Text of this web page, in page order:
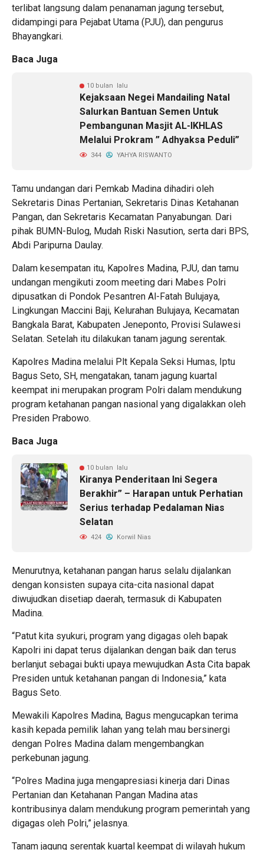
terlibat langsung dalam penanaman jagung tersebut,
didampingi para Pejabat Utama (PJU), dan pengurus
Bhayangkari.
Baca Juga
10 bulan lalu
Kejaksaan Negei Mandailing Natal
Salurkan Bantuan Semen Untuk
Pembangunan Masjit AL-IKHLAS
Melalui Prokram ” Adhyaksa Peduli”
344 YAHYA RISWANTO
Tamu undangan dari Pemkab Madina dihadiri oleh
Sekretaris Dinas Pertanian, Sekretaris Dinas Ketahanan
Pangan, dan Sekretaris Kecamatan Panyabungan. Dari
pihak BUMN-Bulog, Mudah Riski Nasution, serta dari BPS,
Abdi Paripurna Daulay.
Dalam kesempatan itu, Kapolres Madina, PJU, dan tamu
undangan mengikuti zoom meeting dari Mabes Polri
dipusatkan di Pondok Pesantren Al-Fatah Bulujaya,
Lingkungan Maccini Baji, Kelurahan Bulujaya, Kecamatan
Bangkala Barat, Kabupaten Jeneponto, Provisi Sulawesi
Selatan. Setelah itu dilakukan tanam jagung serentak.
Kapolres Madina melalui Plt Kepala Seksi Humas, Iptu
Bagus Seto, SH, mengatakan, tanam jagung kuartal
keempat ini merupakan program Polri dalam mendukung
program ketahanan pangan nasional yang digalakkan oleh
Presiden Prabowo.
Baca Juga
10 bulan lalu
Kiranya Penderitaan Ini Segera
Berakhir” – Harapan untuk Perhatian
Serius terhadap Pedalaman Nias
Selatan
424 Korwil Nias
Menurutnya, ketahanan pangan harus selalu dijalankan
dengan konsisten supaya cita-cita nasional dapat
diwujudkan disetiap daerah, termasuk di Kabupaten
Madina.
“Patut kita syukuri, program yang digagas oleh bapak
Kapolri ini dapat terus dijalankan dengan baik dan terus
berlanjut sebagai bukti upaya mewujudkan Asta Cita bapak
Presiden untuk ketahanan pangan di Indonesia,” kata
Bagus Seto.
Mewakili Kapolres Madina, Bagus mengucapkan terima
kasih kepada pemilik lahan yang telah mau bersinergi
dengan Polres Madina dalam mengembangkan
perkebunan jagung.
“Polres Madina juga mengapresiasi kinerja dari Dinas
Pertanian dan Ketahanan Pangan Madina atas
kontribusinya dalam mendukung program pemerintah yang
digagas oleh Polri,” jelasnya.
Tanam jagung serentak kuartal keempat di wilayah hukum